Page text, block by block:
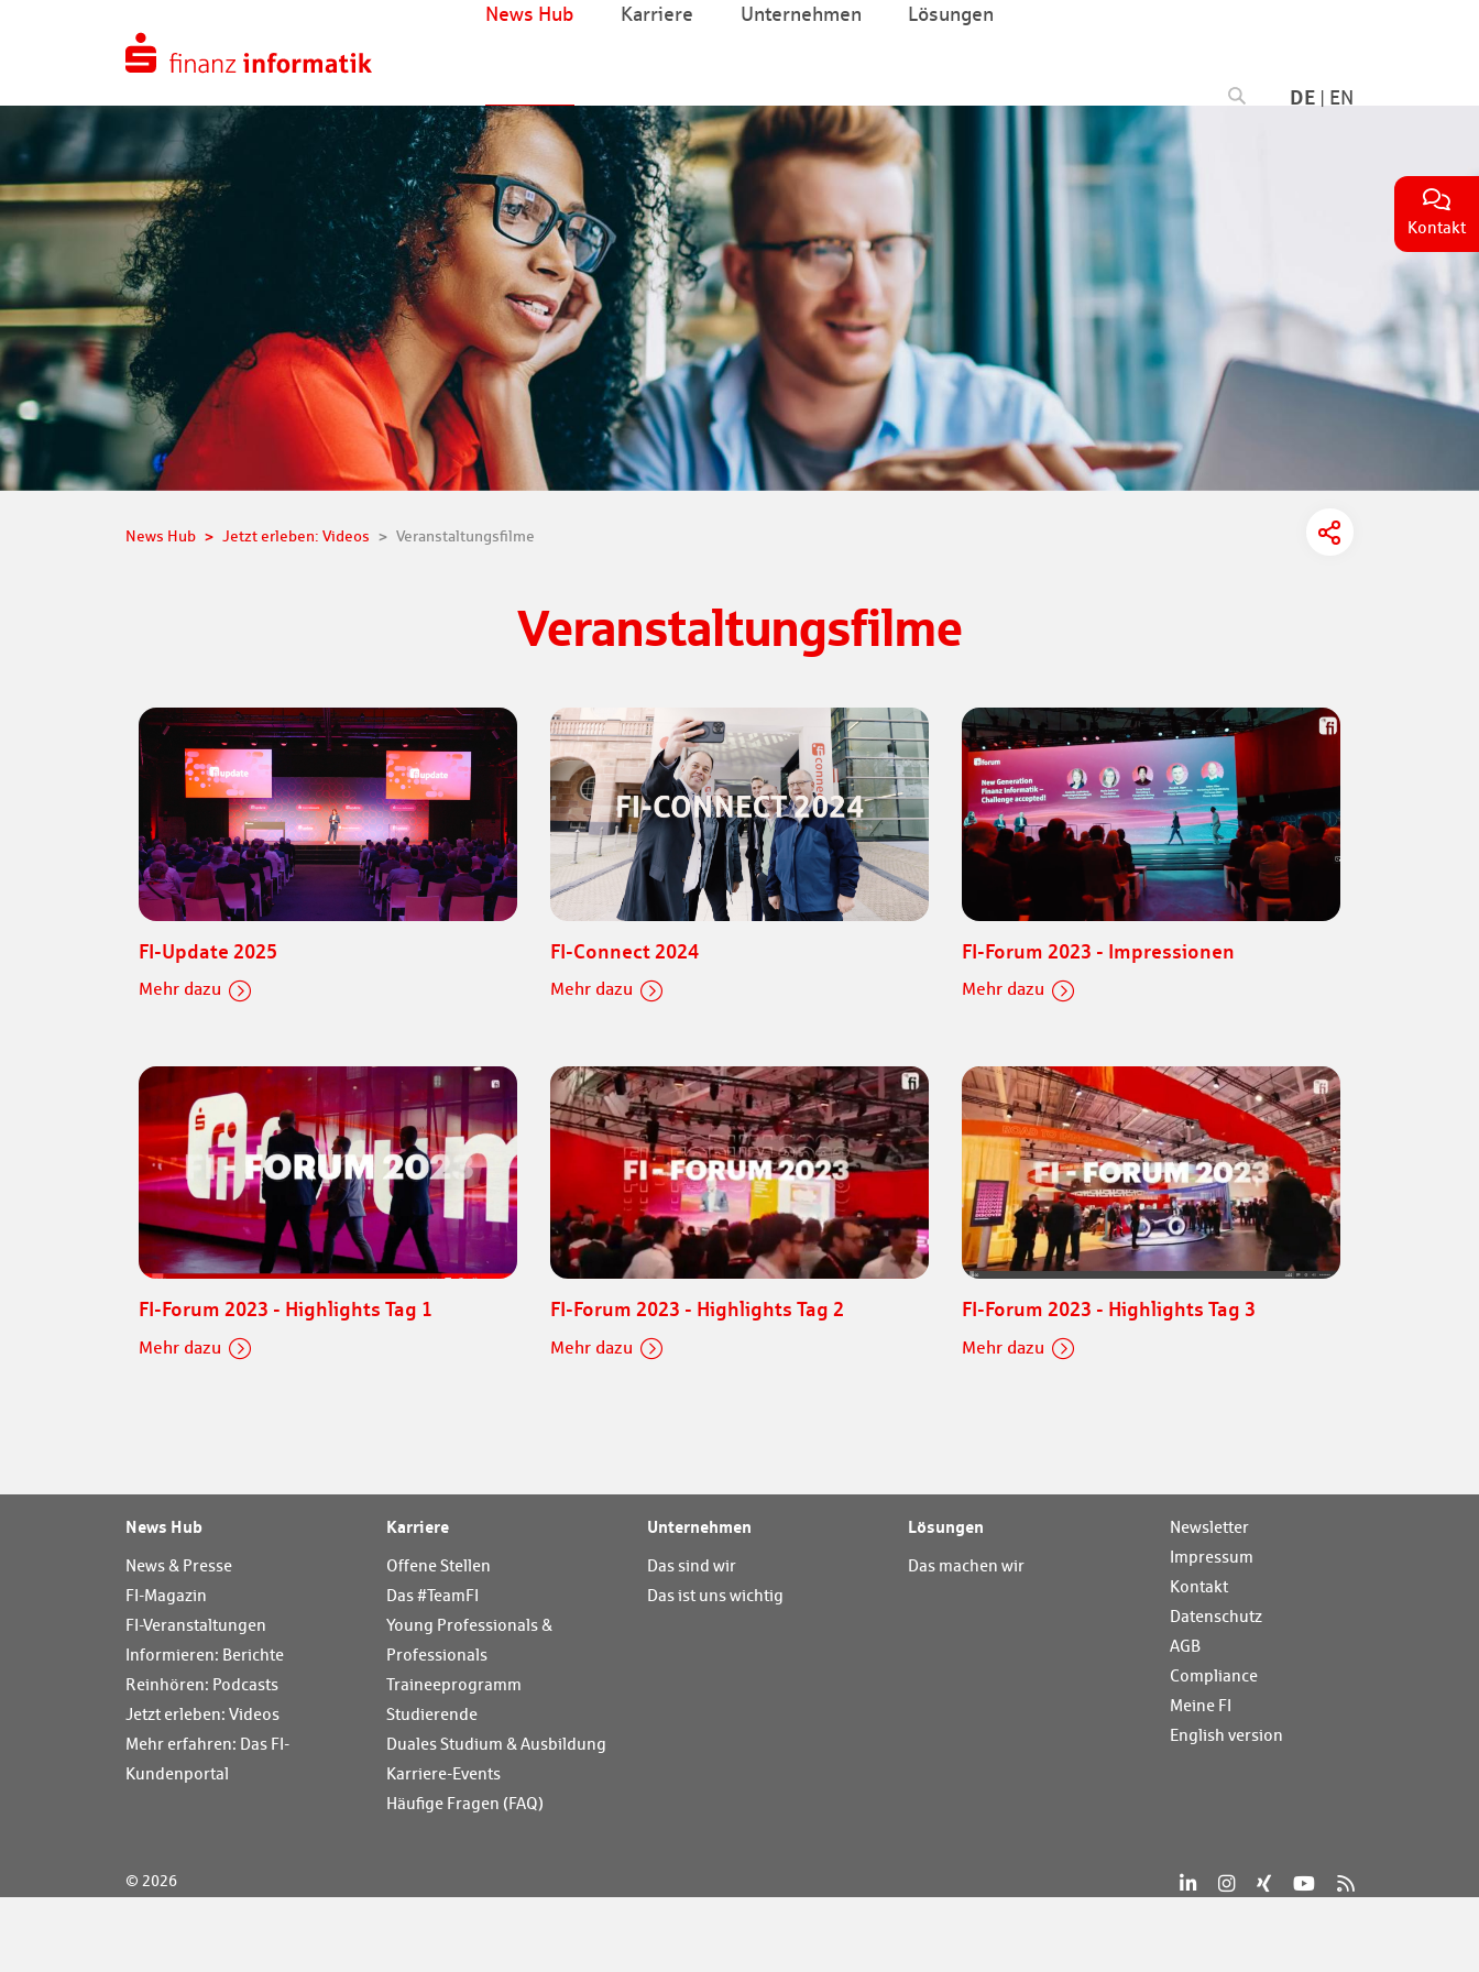
Kontakt
News Hub Karriere Unternehmen Lösungen
DE | EN
News Hub Jetzt erleben: Videos Veranstaltungsfilme
Veranstaltungsfilme
FI-Update 2025
Mehr dazu
FI-Connect 2024
Mehr dazu
FI-Forum 2023 - Impressionen
Mehr dazu
FI-Forum 2023 - Highlights Tag 1
Mehr dazu
FI-Forum 2023 - Highlights Tag 2
Mehr dazu
FI-Forum 2023 - Highlights Tag 3
Mehr dazu
News Hub
News & Presse
FI-Magazin
FI-Veranstaltungen
Informieren: Berichte
Reinhören: Podcasts
Jetzt erleben: Videos
Mehr erfahren: Das FI-
Kundenportal
Karriere
Offene Stellen
Das #TeamFI
Young Professionals &
Professionals
Traineeprogramm
Studierende
Duales Studium & Ausbildung
Karriere-Events
Häufige Fragen (FAQ)
Unternehmen
Das sind wir
Das ist uns wichtig
Lösungen
Das machen wir
Newsletter
Impressum
Kontakt
Datenschutz
AGB
Compliance
Meine FI
English version
© 2026